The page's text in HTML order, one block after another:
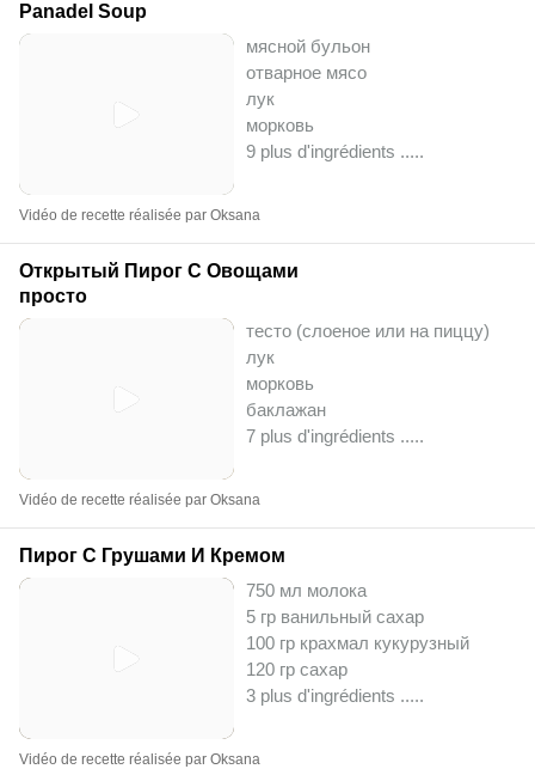
Panadel Soup
мясной бульон
отварное мясо
лук
морковь
9 plus d'ingrédients .....
Vidéo de recette réalisée par Oksana
Открытый Пирог С Овощами
просто
тесто (слоеное или на пиццу)
лук
морковь
баклажан
7 plus d'ingrédients .....
Vidéo de recette réalisée par Oksana
Пирог С Грушами И Кремом
750 мл молока
5 гр ванильный сахар
100 гр крахмал кукурузный
120 гр сахар
3 plus d'ingrédients .....
Vidéo de recette réalisée par Oksana